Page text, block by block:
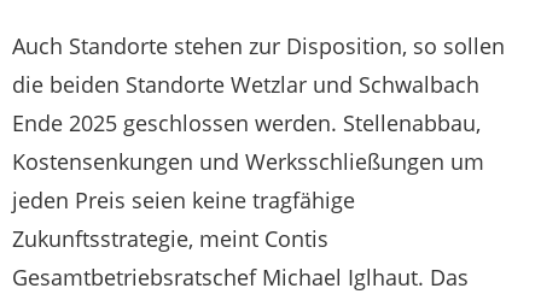
Auch Standorte stehen zur Disposition, so sollen
die beiden Standorte Wetzlar und Schwalbach
Ende 2025 geschlossen werden. Stellenabbau,
Kostensenkungen und Werksschließungen um
jeden Preis seien keine tragfähige
Zukunftsstrategie, meint Contis
Gesamtbetriebsratschef Michael Iglhaut. Das